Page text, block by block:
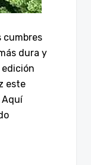
cumbres
dura y
este
Aquí